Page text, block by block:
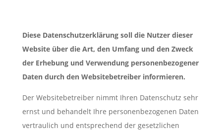
Diese Datenschutzerklärung soll die Nutzer dieser
Website über die Art, den Umfang und den Zweck
der Erhebung und Verwendung personenbezogener
Daten durch den Websitebetreiber informieren.
Der Websitebetreiber nimmt Ihren Datenschutz sehr
ernst und behandelt Ihre personenbezogenen Daten
vertraulich und entsprechend der gesetzlichen